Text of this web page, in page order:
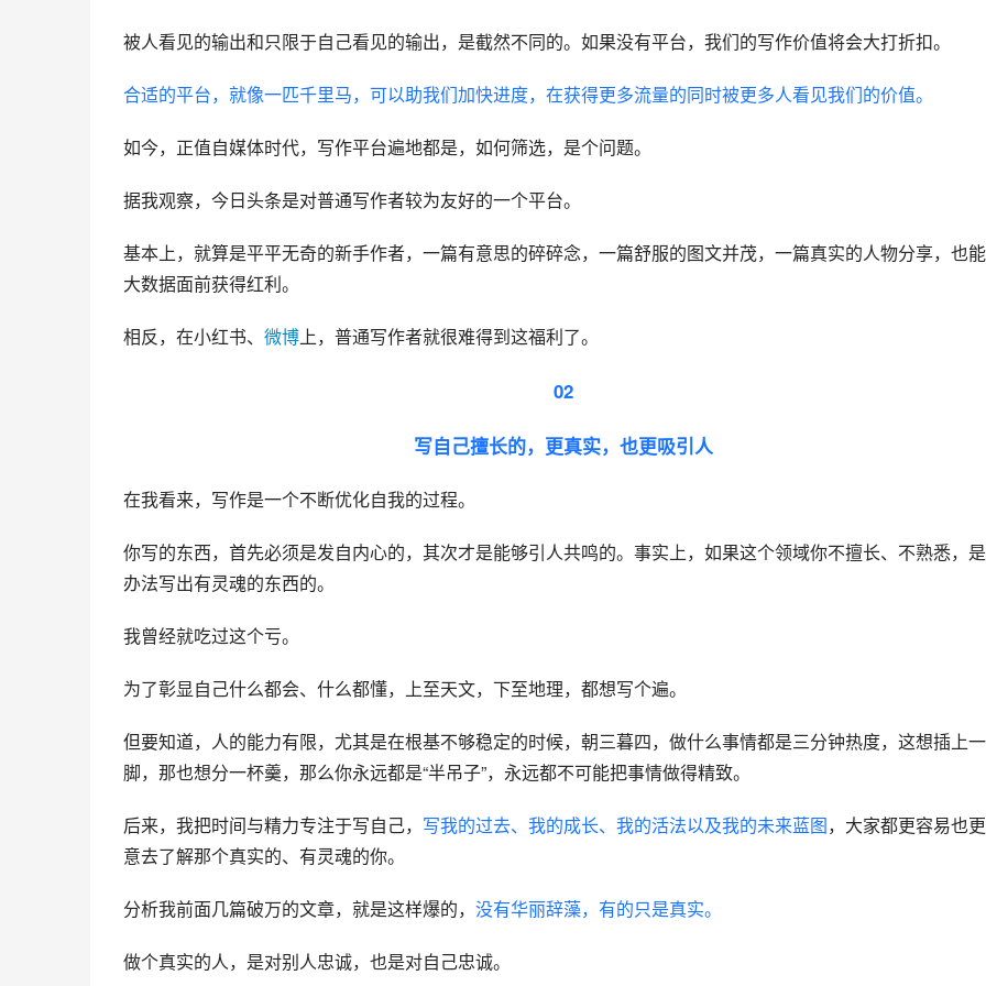
被人看见的输出和只限于自己看见的输出，是截然不同的。如果没有平台，我们的写作价值将会大打折扣。
合适的平台，就像一匹千里马，可以助我们加快进度，在获得更多流量的同时被更多人看见我们的价值。
如今，正值自媒体时代，写作平台遍地都是，如何筛选，是个问题。
据我观察， 今日头条是对普通写作者较为友好的一个平台。
基本上，就算是平平无奇的新手作者，一篇有意思的碎碎念，一篇舒服的图文并茂，一篇真实的人物分享，也
大数据面前获得红利。
相反，在小红书、 微博上，普通写作者就很难得到这福利了。
02
写自己擅长的，更真实，也更吸引人
在我看来，写作是一个不断优化自我的过程。
你写的东西，首先必须是发自内心的，其次才是能够引人共鸣的。事实上，如果这个领域你不擅长、不熟悉，
办法写出有灵魂的东西的。
我曾经就吃过这个亏。
为了彰显自己什么都会、什么都懂，上至天文，下至地理，都想写个遍。
但要知道，人的能力有限，尤其是在根基不够稳定的时候，朝三暮四，做什么事情都是三分钟热度，这想插上一
脚，那也想分一杯羹，那么你永远都是“半吊子”，永远都不可能把事情做得精致。
后来，我把时间与精力专注于写自己， 写我的过去、我的成长、我的活法以及我的未来蓝图，大家都更容易也
意去了解那个真实的、有灵魂的你。
分析我前面几篇破万的文章，就是这样爆的， 没有华丽辞藻，有的只是真实。
做个真实的人，是对别人忠诚，也是对自己忠诚。